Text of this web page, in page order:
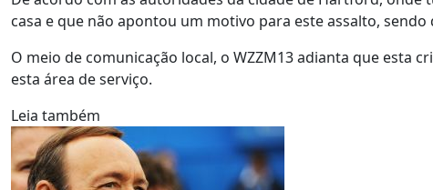
casa e que não apontou um motivo para este assalto,
O meio de comunicação local, o WZZM13 adianta que esta
esta área de serviço.
Leia também